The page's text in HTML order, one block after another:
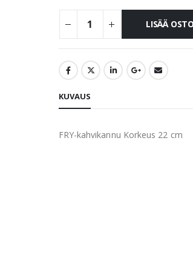
LISÄÄ
KUVAUS
FRY-kahvikannu Korkeus 22 cm